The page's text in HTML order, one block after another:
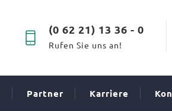
(0 62 21) 13 36 - 0
Rufen Sie uns an!
Partner Karriere